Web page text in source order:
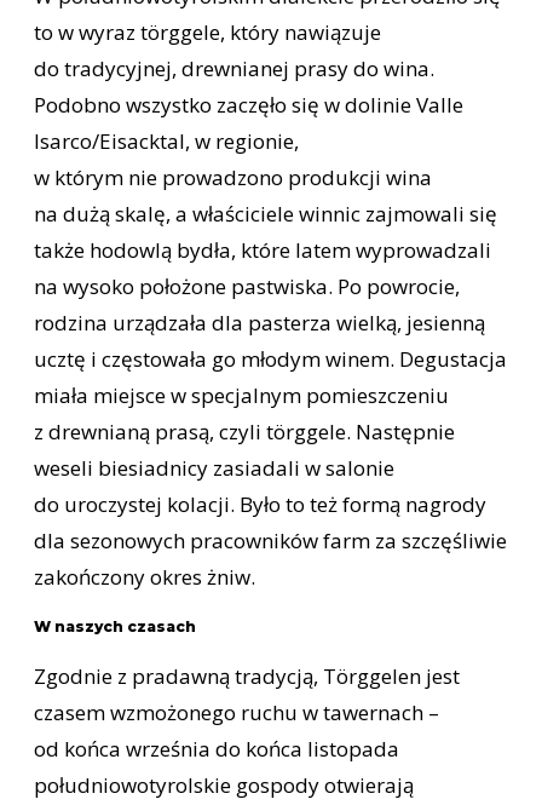
to w wyraz törggele, który nawiązuje
do tradycyjnej, drewnianej prasy do wina.
Podobno wszystko zaczęło się w dolinie Valle
Isarco/Eisacktal, w regionie,
w którym nie prowadzono produkcji wina
na dużą skalę, a właściciele winnic zajmowali się
także hodowlą bydła, które latem wyprowadzali
na wysoko położone pastwiska. Po powrocie,
rodzina urządzała dla pasterza wielką, jesienną
ucztę i częstowała go młodym winem. Degustacja
miała miejsce w specjalnym pomieszczeniu
z drewnianą prasą, czyli törggele. Następnie
weseli biesiadnicy zasiadali w salonie
do uroczystej kolacji. Było to też formą nagrody
dla sezonowych pracowników farm za szczęśliwie
zakończony okres żniw.
W naszych czasach
Zgodnie z pradawną tradycją, Törggelen jest
czasem wzmożonego ruchu w tawernach –
od końca września do końca listopada
południowotyrolskie gospody otwierają